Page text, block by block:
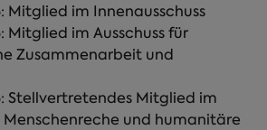
Mitglied im Innenausschuss
Mitglied im Ausschuss für
Zusammenarbeit und
Stellvertretendes Mitglied im
Menschenreche und humanitäre